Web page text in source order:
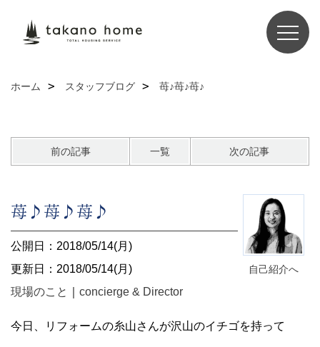
ホーム スタッフブログ 苺♪苺♪苺♪
前の記事 一覧 次の記事
自己紹介へ
苺♪苺♪苺♪
公開日：2018/05/14(月)
更新日：2018/05/14(月)
現場のこと
concierge & Director
今日、リフォームの糸山さんが沢山のイチゴを持って